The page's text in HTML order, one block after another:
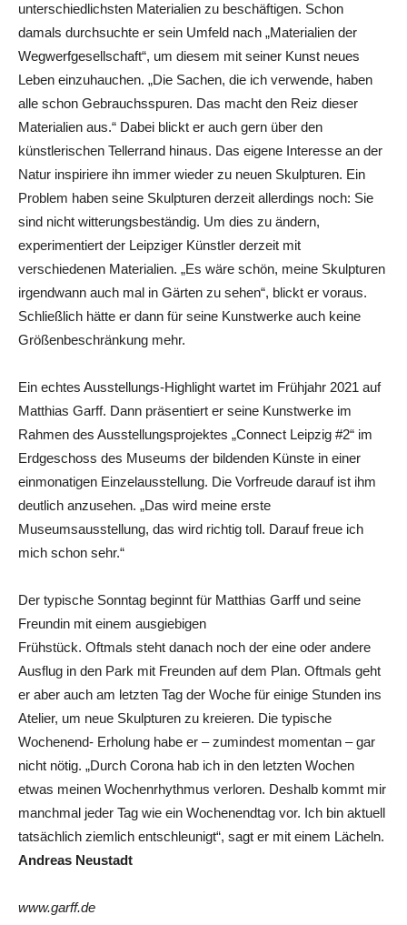
unterschiedlichsten Materialien zu beschäftigen. Schon
damals durchsuchte er sein Umfeld nach „Materialien der
Wegwerfgesellschaft“, um diesem mit seiner Kunst neues
Leben einzuhauchen. „Die Sachen, die ich verwende, haben
alle schon Gebrauchsspuren. Das macht den Reiz dieser
Materialien aus.“ Dabei blickt er auch gern über den
künstlerischen Tellerrand hinaus. Das eigene Interesse an der
Natur inspiriere ihn immer wieder zu neuen Skulpturen. Ein
Problem haben seine Skulpturen derzeit allerdings noch: Sie
sind nicht witterungsbeständig. Um dies zu ändern,
experimentiert der Leipziger Künstler derzeit mit
verschiedenen Materialien. „Es wäre schön, meine Skulpturen
irgendwann auch mal in Gärten zu sehen“, blickt er voraus.
Schließlich hätte er dann für seine Kunstwerke auch keine
Größenbeschränkung mehr.
Ein echtes Ausstellungs-Highlight wartet im Frühjahr 2021 auf
Matthias Garff. Dann präsentiert er seine Kunstwerke im
Rahmen des Ausstellungsprojektes „Connect Leipzig #2“ im
Erdgeschoss des Museums der bildenden Künste in einer
einmonatigen Einzelausstellung. Die Vorfreude darauf ist ihm
deutlich anzusehen. „Das wird meine erste
Museumsausstellung, das wird richtig toll. Darauf freue ich
mich schon sehr.“
Der typische Sonntag beginnt für Matthias Garff und seine
Freundin mit einem ausgiebigen
Frühstück. Oftmals steht danach noch der eine oder andere
Ausflug in den Park mit Freunden auf dem Plan. Oftmals geht
er aber auch am letzten Tag der Woche für einige Stunden ins
Atelier, um neue Skulpturen zu kreieren. Die typische
Wochenend- Erholung habe er – zumindest momentan – gar
nicht nötig. „Durch Corona hab ich in den letzten Wochen
etwas meinen Wochenrhythmus verloren. Deshalb kommt mir
manchmal jeder Tag wie ein Wochenendtag vor. Ich bin aktuell
tatsächlich ziemlich entschleunigt“, sagt er mit einem Lächeln.
Andreas Neustadt
www.garff.de